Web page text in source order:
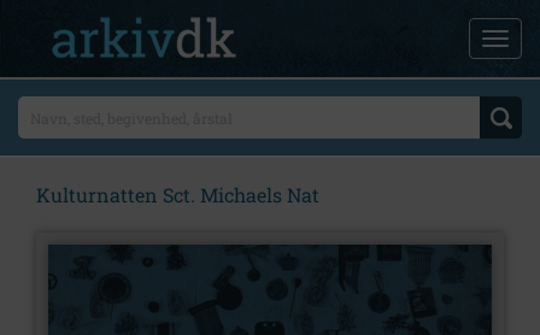
Kulturnatten Sct. Michaels Nat